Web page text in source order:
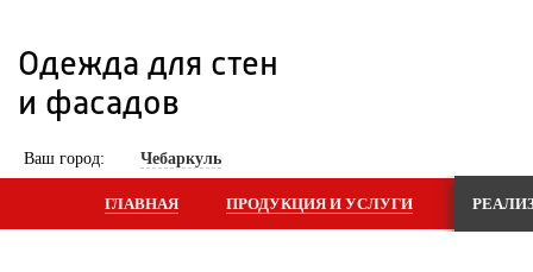
Одежда для стен
и фасадов
Ваш город: Чебаркуль
ГЛАВНАЯ ПРОДУКЦИЯ И УСЛУГИ